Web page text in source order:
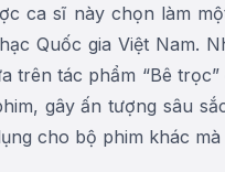
ca sĩ này chọn làm
Quốc gia Việt Nam.
trên tác phẩm “Bê
gây ấn tượng sâu
cho bộ phim khác